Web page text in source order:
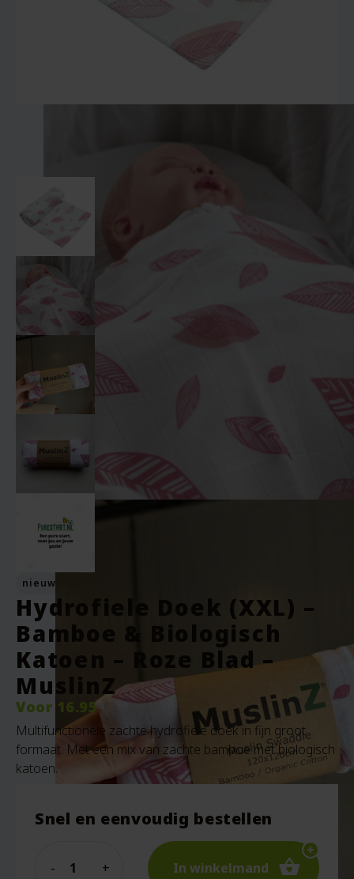
nieuw
Hydrofiele Doek (XXL) –
Bamboe & Biologisch
Katoen – Roze Blad –
MuslinZ
Voor 16.95
Multifunctionele zachte hydrofiele doek in fijn groot
formaat. Met een mix van zachte bamboe met biologisch
katoen.
Snel en eenvoudig bestellen
In winkelmand